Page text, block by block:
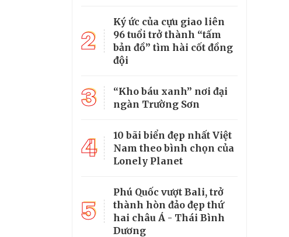
2
Ký ức của cựu giao liên
96 tuổi trở thành “tấm
bản đồ” tìm hài cốt đồng
đội
3
“Kho báu xanh” nơi đại
ngàn Trường Sơn
4
10 bãi biển đẹp nhất Việt
Nam theo bình chọn của
Lonely Planet
5
Phú Quốc vượt Bali, trở
thành hòn đảo đẹp thứ
hai châu Á - Thái Bình
Dương